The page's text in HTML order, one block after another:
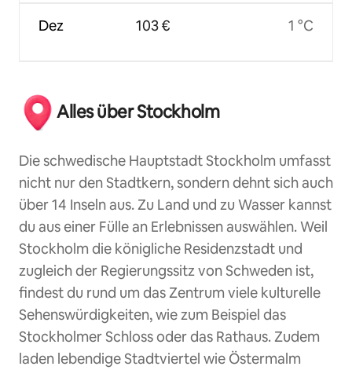
Dez 103 € 1 °C
Alles über Stockholm
Die schwedische Hauptstadt Stockholm umfasst
nicht nur den Stadtkern, sondern dehnt sich auch
über 14 Inseln aus. Zu Land und zu Wasser kannst
du aus einer Fülle an Erlebnissen auswählen. Weil
Stockholm die königliche Residenzstadt und
zugleich der Regierungssitz von Schweden ist,
findest du rund um das Zentrum viele kulturelle
Sehenswürdigkeiten, wie zum Beispiel das
Stockholmer Schloss oder das Rathaus. Zudem
laden lebendige Stadtviertel wie Östermalm